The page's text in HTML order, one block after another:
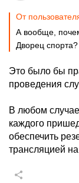
От
А вообще,
Дворец спорта?
Это было бы
проведения
В любом
каждого
обеспечить
трансляцией